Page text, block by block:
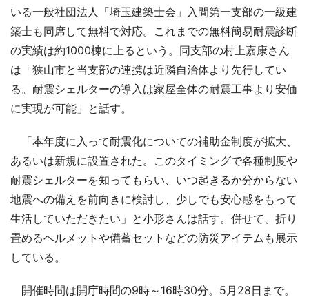
いる一般社団法人「埼玉建築士会」入間第一支部の一級建
築士も同席して無料で対応。これまでの無料簡易耐震診断
の実績は約1000棟に上るという。同支部の村上嘉康さん
は「狭山市と当支部の連携は近隣自治体より先行してい
る。耐震シェルターの導入は家屋全体の耐震工事より安価
に実現が可能」と話す。
「本年度に入って耐震化についての補助金制度が拡大、
あるいは新規に設置された。このタイミングで各種制度や
耐震シェルターを知ってもらい、いつ起きるか分からない
地震への備えを前向きに検討し、少しでも安心感をもって
生活していただきたい」と小形さんは話す。併せて、折り
畳めるヘルメットや備蓄セットなどの防災アイテムも展示
している。
開催時間は開庁時間の9時～16時30分。5月28日まで。